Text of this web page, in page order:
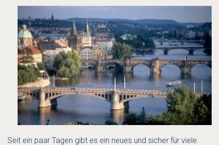
Seit ein paar Tagen gibt es ein neues und sicher für viele